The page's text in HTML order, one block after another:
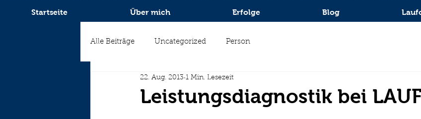
Startseite Über mich Erfolge Blog
Alle Beiträge Uncategorized Person
Leistungsdiagnostik bei
22. Aug. 2013 1 Min. Lesezeit